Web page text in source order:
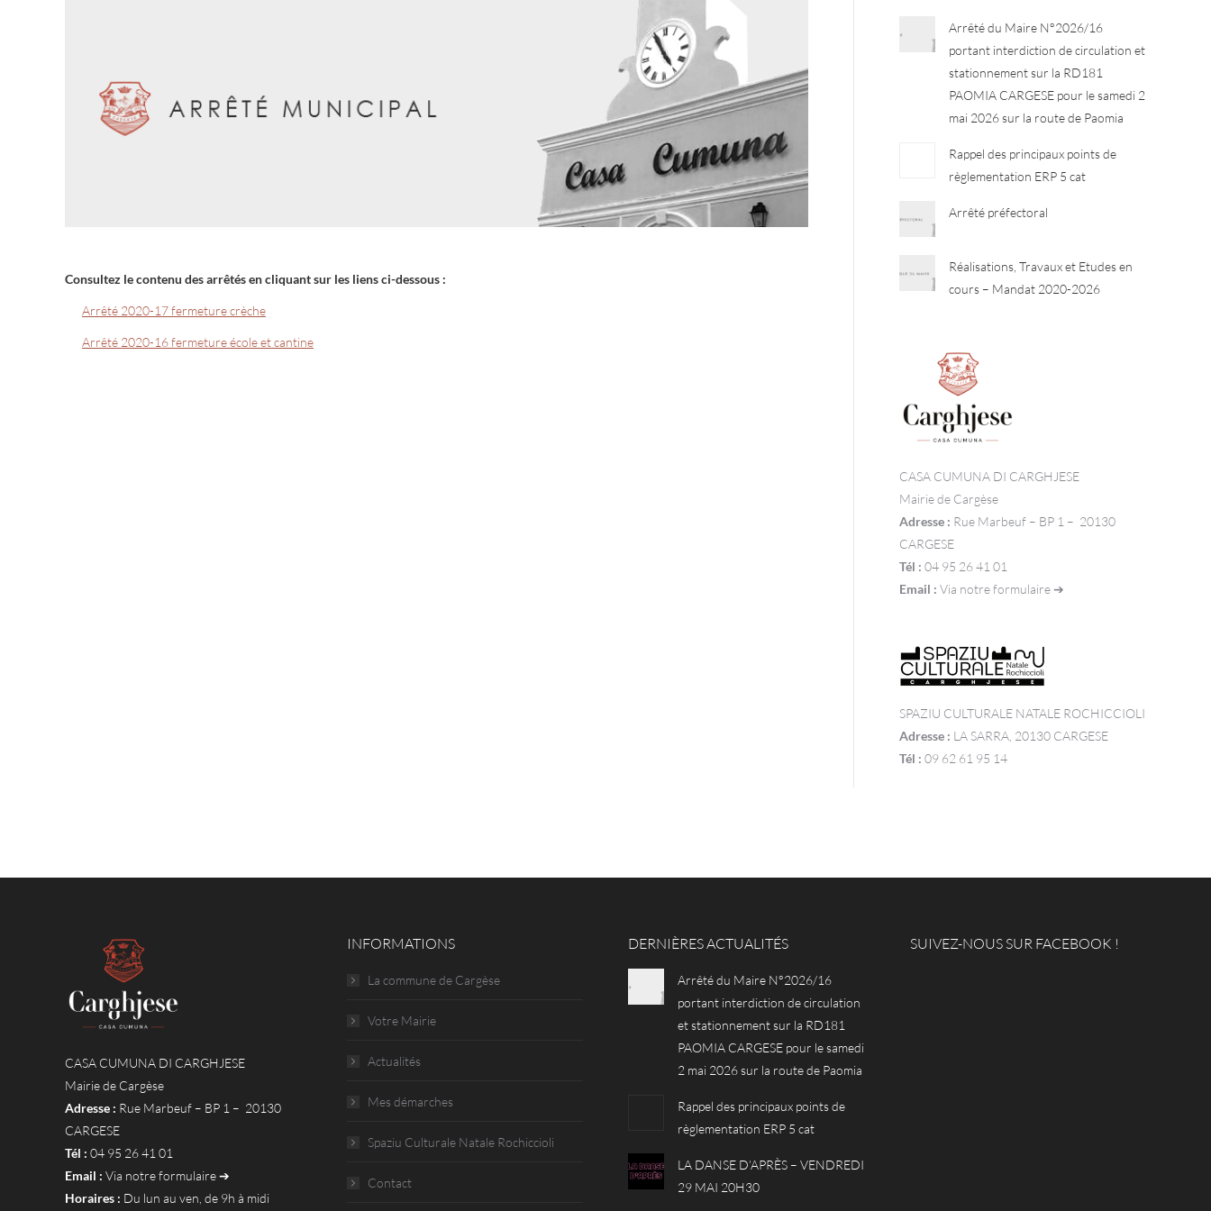
Consultez le contenu des arrêtés en cliquant sur les liens ci-dessous :
Arrêté 2020-17 fermeture crèche
Arrêté 2020-16 fermeture école et cantine
Arrêté du Maire N°2026/16
portant interdiction de circulation et
stationnement sur la RD181
PAOMIA CARGESE pour le samedi 2
mai 2026 sur la route de Paomia
Rappel des principaux points de
règlementation ERP 5 cat
Arrêté préfectoral
Réalisations, Travaux et Etudes en
cours – Mandat 2020-2026
CASA CUMUNA DI CARGHJESE
Mairie de Cargèse
Adresse : Rue Marbeuf – BP 1 – 20130
CARGESE
Tél : 04 95 26 41 01
Email : Via notre formulaire ➔
SPAZIU CULTURALE NATALE ROCHICCIOLI
Adresse : LA SARRA, 20130 CARGESE
Tél : 09 62 61 95 14
CASA CUMUNA DI CARGHJESE
Mairie de Cargèse
Adresse : Rue Marbeuf – BP 1 – 20130
CARGESE
Tél : 04 95 26 41 01
Email : Via notre formulaire ➔
Horaires : Du lun au ven, de 9h à midi
INFORMATIONS
La commune de Cargèse
Votre Mairie
Actualités
Mes démarches
Spaziu Culturale Natale Rochiccioli
Contact
DERNIÈRES ACTUALITÉS
Arrêté du Maire N°2026/16
portant interdiction de circulation
et stationnement sur la RD181
PAOMIA CARGESE pour le samedi
2 mai 2026 sur la route de Paomia
Rappel des principaux points de
règlementation ERP 5 cat
LA DANSE D’APRÈS – VENDREDI
29 MAI 20H30
SUIVEZ-NOUS SUR FACEBOOK !